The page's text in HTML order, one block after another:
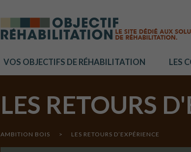
VOS OBJECTIFS DE RÉHABILITATION LES
LES RETOURS
AMBITION BOIS > LES RETOURS D’EXPÉRIENCE